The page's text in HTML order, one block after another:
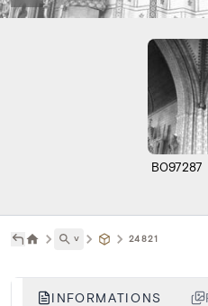
B097287
˅ 24821
INFORMATIONS